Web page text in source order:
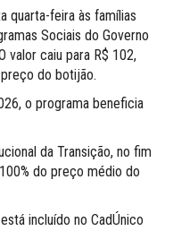
quarta-feira às famílias
Sociais do Governo
valor caiu para R$ 102,
do botijão.
o programa beneficia
da Transição, no fim
do preço médio do
incluído no CadÚnico